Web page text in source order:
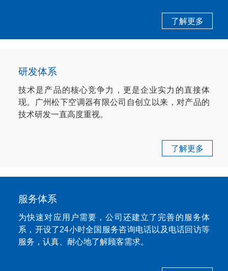
了解更多
研发体系
技术是产品的核心竞争力，更是企业实力的直接体
现。广州松下空调器有限公司自创立以来，对产品的
技术研发一直高度重视。
了解更多
服务体系
为快速对应用户需要，公司还建立了完善的服务体
系，开设了24小时全国服务咨询电话以及电话回访等
服务，认真、耐心地了解顾客需求。